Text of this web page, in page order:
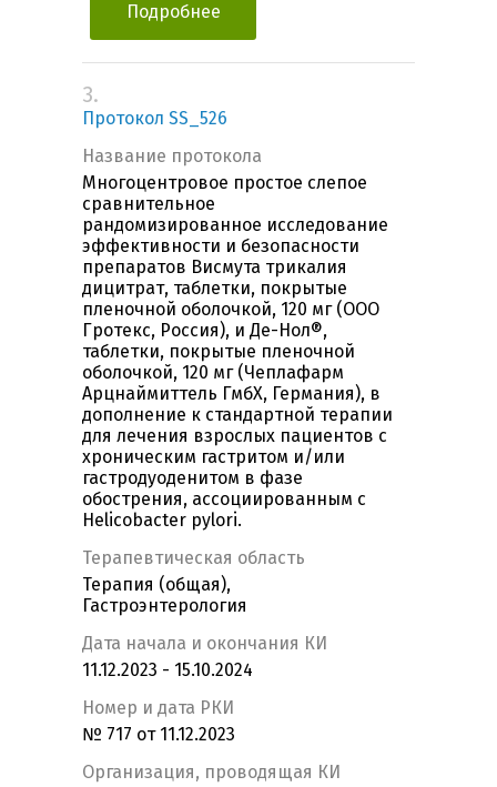
Подробнее
3.
Протокол SS_526
Название протокола
Многоцентровое простое слепое
сравнительное
рандомизированное исследование
эффективности и безопасности
препаратов Висмута трикалия
дицитрат, таблетки, покрытые
пленочной оболочкой, 120 мг (ООО
Гротекс, Россия), и Де-Нол®,
таблетки, покрытые пленочной
оболочкой, 120 мг (Чеплафарм
Арцнаймиттель ГмбХ, Германия), в
дополнение к стандартной терапии
для лечения взрослых пациентов с
хроническим гастритом и/или
гастродуоденитом в фазе
обострения, ассоциированным с
Helicobacter pylori.
Терапевтическая область
Терапия (общая),
Гастроэнтерология
Дата начала и окончания КИ
11.12.2023 - 15.10.2024
Номер и дата РКИ
№ 717 от 11.12.2023
Организация, проводящая КИ